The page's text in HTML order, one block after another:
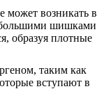
может возникать в
шишками
образуя плотные
таким как
вступают в